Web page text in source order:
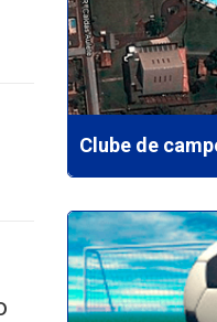
Clube de